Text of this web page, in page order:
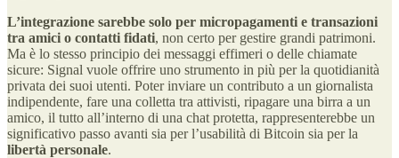
L’integrazione sarebbe solo per micropagamenti e transazioni
tra amici o contatti fidati, non certo per gestire grandi patrimoni.
Ma è lo stesso principio dei messaggi effimeri o delle chiamate
sicure: Signal vuole offrire uno strumento in più per la quotidianità
privata dei suoi utenti. Poter inviare un contributo a un giornalista
indipendente, fare una colletta tra attivisti, ripagare una birra a un
amico, il tutto all’interno di una chat protetta, rappresenterebbe un
significativo passo avanti sia per l’usabilità di Bitcoin sia per la
libertà personale.